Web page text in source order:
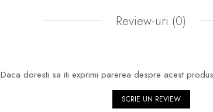
Review-uri (0)
Daca doresti sa iti exprimi parerea despre acest
SCRIE UN REVIEW